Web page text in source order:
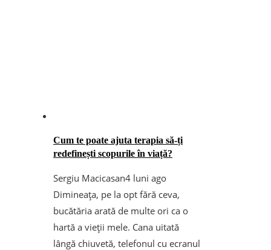
Cum te poate ajuta terapia să-ți
redefinești scopurile în viață?
Sergiu Macicasan4 luni ago
Dimineața, pe la opt fără ceva,
bucătăria arată de multe ori ca o
hartă a vieții mele. Cana uitată
lângă chiuvetă, telefonul cu ecranul